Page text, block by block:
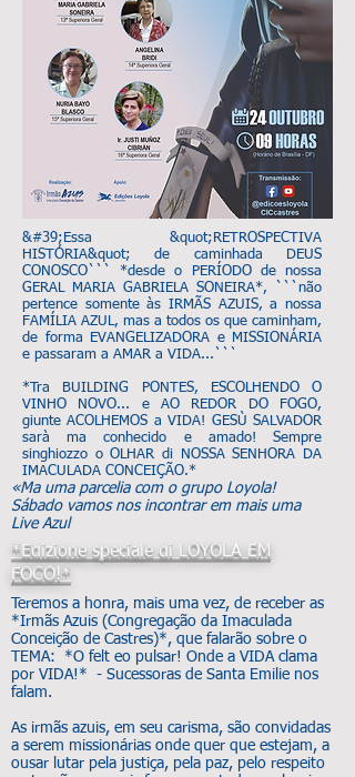
&#39;Essa &quot;RETROSPECTIVA
HISTÓRIA&quot; de caminhada DEUS
CONOSCO``` *desde o PERÍODO de nossa
GERAL MARIA GABRIELA SONEIRA*, ```não
pertence somente às IRMÃS AZUIS, a nossa
FAMÍLIA AZUL, mas a todos os que caminham,
de forma EVANGELIZADORA e MISSIONÁRIA
e passaram a AMAR a VIDA...```
*Tra BUILDING PONTES, ESCOLHENDO O
VINHO NOVO... e AO REDOR DO FOGO,
giunte ACOLHEMOS a VIDA! GESÙ SALVADOR
sarà ma conhecido e amado! Sempre
singhiozzo o OLHAR di NOSSA SENHORA DA
IMACULADA CONCEIÇÃO.*
«Ma uma parcelia com o grupo Loyola!
Sábado vamos nos incontrar em mais uma
Live Azul
*Edizione speciale di LOYOLA EM
FOCO!*
Teremos a honra, mais uma vez, de receber as
*Irmãs Azuis (Congregação da Imaculada
Conceição de Castres)*, que falarão sobre o
TEMA: *O felt eo pulsar! Onde a VIDA clama
por VIDA!* - Sucessoras de Santa Emilie nos
falam.
As irmãs azuis, em seu carisma, são convidadas
a serem missionárias onde quer que estejam, a
ousar lutar pela justiça, pela paz, pelo respeito